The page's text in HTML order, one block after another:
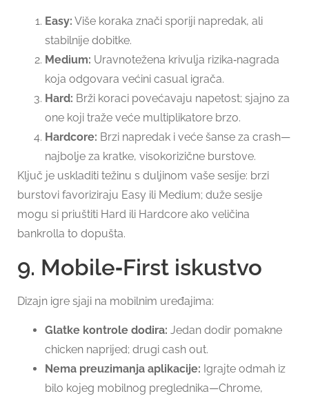
Easy: Više koraka znači sporiji napredak, ali
stabilnije dobitke.
Medium: Uravnotežena krivulja rizika‑nagrada
koja odgovara većini casual igrača.
Hard: Brži koraci povećavaju napetost; sjajno za
one koji traže veće multiplikatore brzo.
Hardcore: Brzi napredak i veće šanse za crash—
najbolje za kratke, visokorizične burstove.
Ključ je uskladiti težinu s duljinom vaše sesije: brzi
burstovi favoriziraju Easy ili Medium; duže sesije
mogu si priuštiti Hard ili Hardcore ako veličina
bankrolla to dopušta.
9. Mobile‑First iskustvo
Dizajn igre sjaji na mobilnim uređajima:
Glatke kontrole dodira: Jedan dodir pomakne
chicken naprijed; drugi cash out.
Nema preuzimanja aplikacije: Igrajte odmah iz
bilo kojeg mobilnog preglednika—Chrome,